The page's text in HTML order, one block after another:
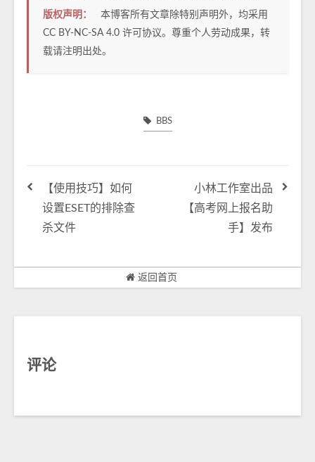
版权声明：
本博客所有文章除特别声明外，均采用
CC BY-NC-SA 4.0 许可协议。尊重个人劳动成果，转
载请注明出处。
BBS
【使用技巧】如何
设置ESET的排除查
杀文件
小林工作室出品
【高考网上报名助
手】发布
返回首页
评论